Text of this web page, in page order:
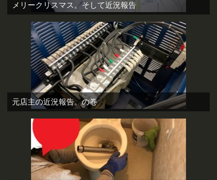
メリークリスマス。そして近況報告
元店主の近況報告。の巻